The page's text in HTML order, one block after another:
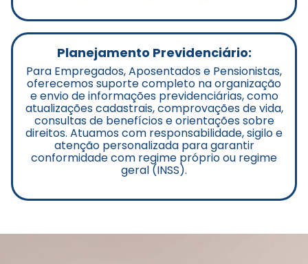
Planejamento Previdenciário:
Para Empregados, Aposentados e Pensionistas,
oferecemos suporte completo na organização
e envio de informações previdenciárias, como
atualizações cadastrais, comprovações de vida,
consultas de benefícios e orientações sobre
direitos. Atuamos com responsabilidade, sigilo e
atenção personalizada para garantir
conformidade com regime próprio ou regime
geral (INSS).